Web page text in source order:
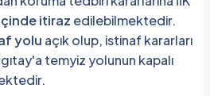
itiraz edilebilmektedir.
yolu açık olup, istinaf kararları
temyiz yolunun kapalı